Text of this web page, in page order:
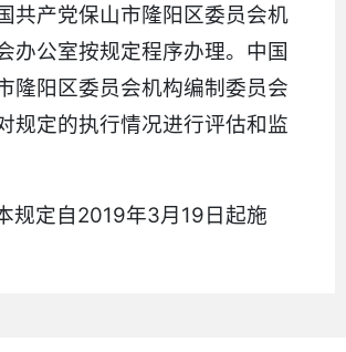
共产党保山市隆阳区委员会机
办公室按规定程序办理。中国
隆阳区委员会机构编制委员会
规定的执行情况进行评估和监
规定自2019年3月19日起施